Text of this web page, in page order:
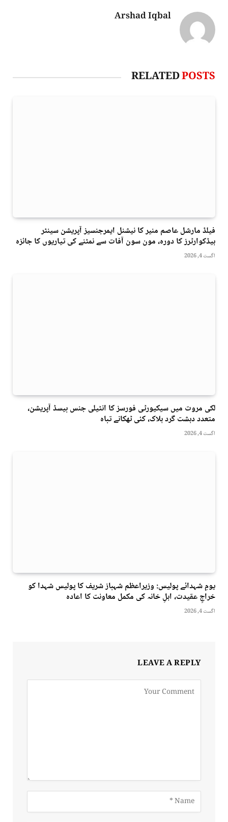
Arshad Iqbal
RELATEDPOSTS
فیلڈ مارشل عاصم منیر کا نیشنل ایمرجنسیز آپریشن سینٹر
ہیڈکوارٹرز کا دورہ، مون سون آفات سے نمٹنے کی تیاریوں کا جائزہ
اگست 4, 2026
لکی مروت میں سیکیورٹی فورسز کا انٹیلی جنس بیسڈ آپریشن،
متعدد دہشت گرد ہلاک، کئی ٹھکانے تباہ
اگست 4, 2026
یومِ شہدائے پولیس: وزیراعظم شہباز شریف کا پولیس شہدا کو
خراجِ عقیدت، اہلِ خانہ کی مکمل معاونت کا اعادہ
اگست 4, 2026
LEAVE A REPLY